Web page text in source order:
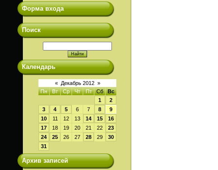
Форма входа
Поиск
Календарь
« Декабрь 2012 »
Пн
Вт Ср Чт Пт Сб
Вс
1
2
3
4 5 6 7 8
9
10
11 12 13 14 15
16
17
18 19 20 21 22
23
24
25 26 27 28 29
30
31
Архив записей